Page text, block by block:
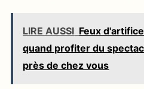
LIRE AUSSI Feux
quand profiter du
près de chez vous